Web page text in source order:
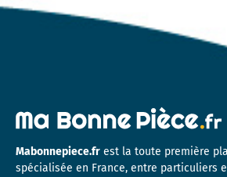
Mabonnepiece.fr est la toute première
spécialisée en France, entre particuliers